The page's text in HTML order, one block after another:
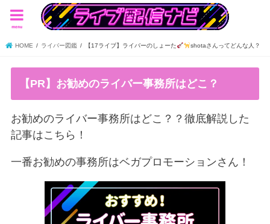
menu
HOME ライバー図鑑 【17ライブ】ライバーのしょーた shotaさんってどんな人？
【PR】お勧めのライバー事務所はどこ？
お勧めのライバー事務所はどこ？？徹底解説した
記事はこちら！
一番お勧めの事務所はベガプロモーションさん！